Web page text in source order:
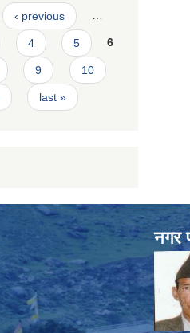
‹ previous …
4 5 6
9 10
last »
नगर